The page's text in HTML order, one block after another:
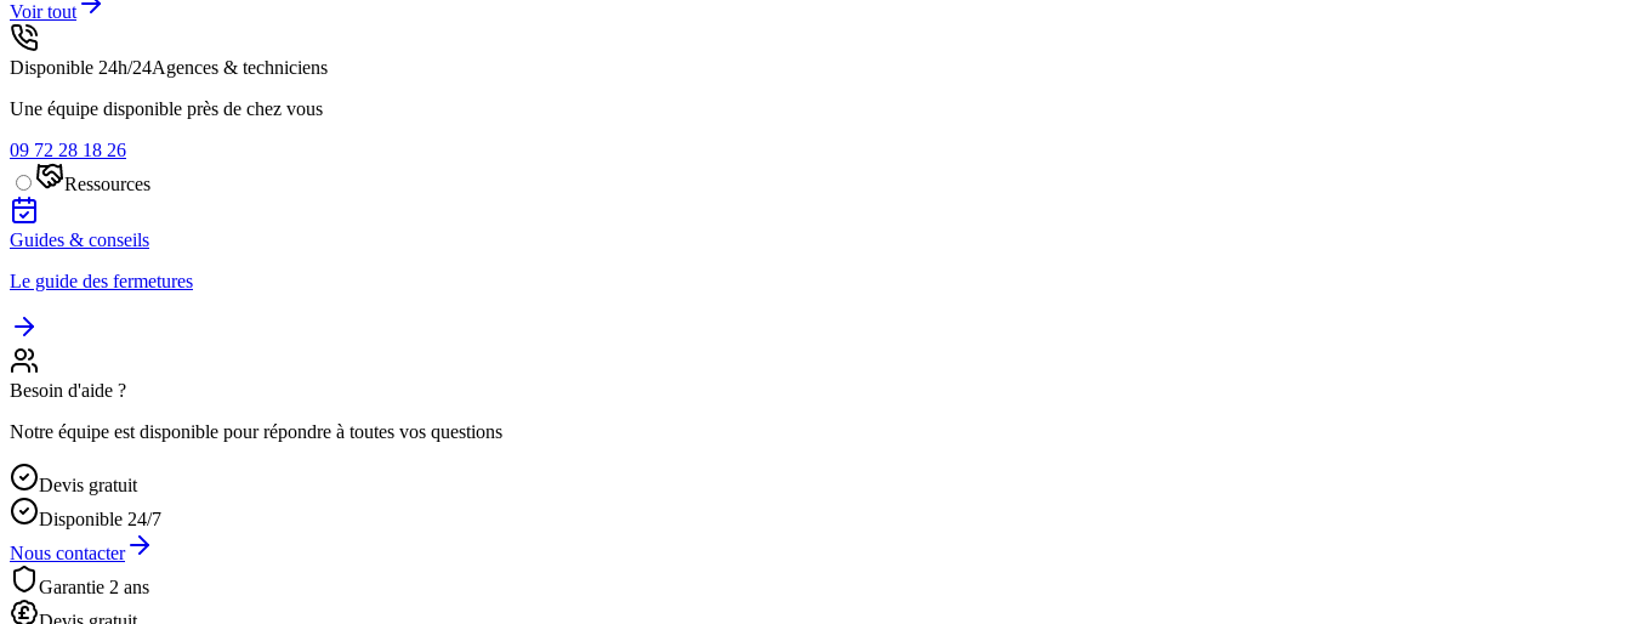
Voir tout
Disponible 24h/24Agences & techniciens
Une équipe disponible près de chez vous
09 72 28 18 26
Ressources
Guides & conseils
Le guide des fermetures
Besoin d'aide ?
Notre équipe est disponible pour répondre à toutes vos questions
Devis gratuit
Disponible 24/7
Nous contacter
Garantie 2 ans